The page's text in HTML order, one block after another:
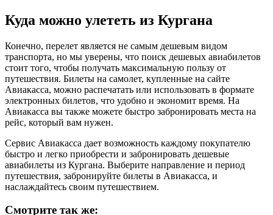
Куда можно улететь из Кургана
Конечно, перелет является не самым дешевым видом
транспорта, но мы уверены, что поиск дешевых авиабилетов
стоит того, чтобы получать максимальную пользу от
путешествия. Билеты на самолет, купленные на сайте
Авиакасса, можно распечатать или использовать в формате
электронных билетов, что удобно и экономит время. На
Авиакасса вы также можете быстро забронировать места на
рейс, который вам нужен.
Сервис Авиакасса дает возможность каждому покупателю
быстро и легко приобрести и забронировать дешевые
авиабилеты из Кургана. Выберите направление и период
путешествия, забронируйте билеты в Авиакасса, и
наслаждайтесь своим путешествием.
Смотрите так же: